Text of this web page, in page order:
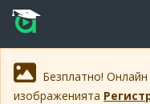
Прескочи към основното
Прескочи към навигацията
Безплатно!
изображенията